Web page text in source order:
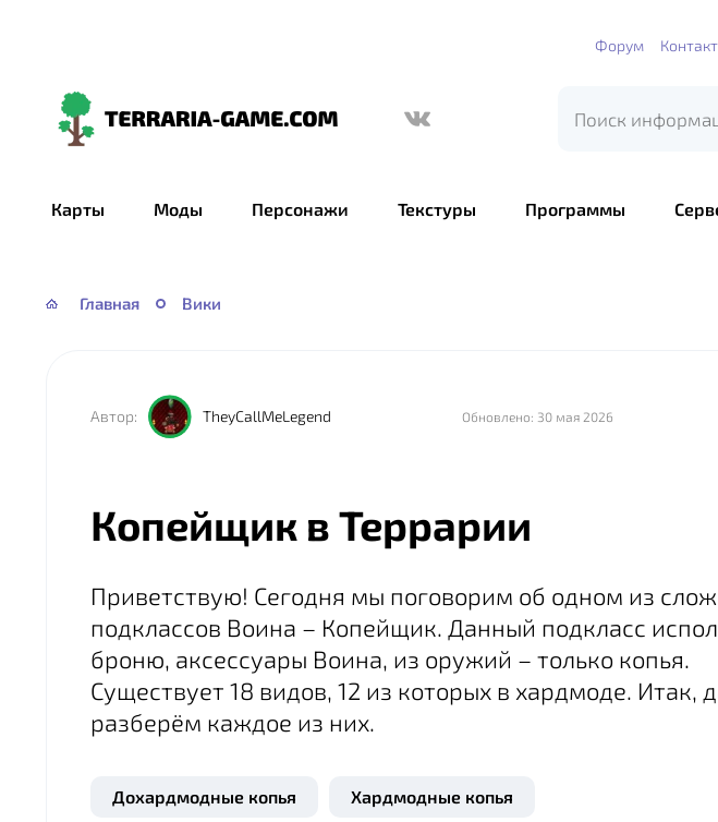
Форум
Terraria-
Карты Моды Персонажи Текстуры Программы
Главная Вики
TheyCallMeLegend Обновлено: 30 мая 2026
Копейщик в Террарии
Приветствую! Сегодня мы поговорим об одном из
подклассов Воина – Копейщик. Данный подкласс
броню, аксессуары Воина, из оружий – только копья.
Существует 18 видов, 12 из которых в хардмоде. Итак,
разберём каждое из них.
Дохардмодные копья Хардмодные копья